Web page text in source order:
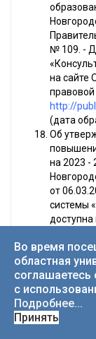
№ 109. -
на сайте
http://
(дата
Об
на 2023 -
от
системы
доступна
Аверин
Во время
областная
с
Подробнее...
Принять